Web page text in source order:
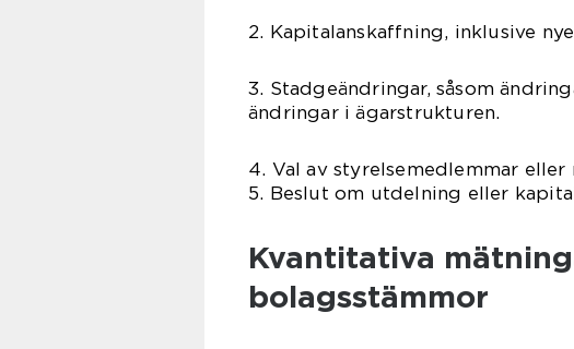
2. Kapitalanskaffning, inklusive
3. Stadgeändringar, såsom
ändringar i ägarstrukturen.
4. Val av styrelsemedlemmar eller
5. Beslut om utdelning eller
Kvantitativa
bolagsstämmor